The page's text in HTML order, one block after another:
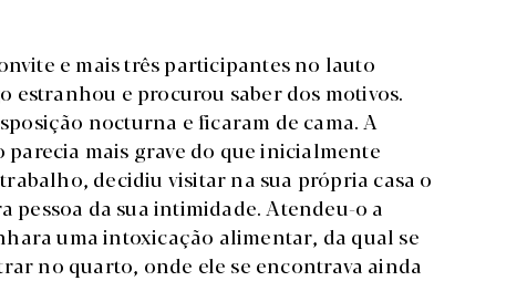
e mais três participantes no lauto
estranhou e procurou saber dos motivos.
nocturna e ficaram de cama. A
parecia mais grave do que inicialmente
decidiu visitar na sua própria casa o
pessoa da sua intimidade. Atendeu-o a
uma intoxicação alimentar, da qual se
no quarto, onde ele se encontrava ainda